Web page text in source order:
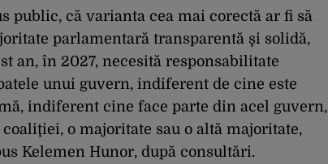
public, că varianta cea mai corectă ar fi să
parlamentară transparentă şi solidă,
an, în 2027, necesită responsabilitate
unui guvern, indiferent de cine este
indiferent cine face parte din acel guvern,
o majoritate sau o altă majoritate,
Kelemen Hunor, după consultări.